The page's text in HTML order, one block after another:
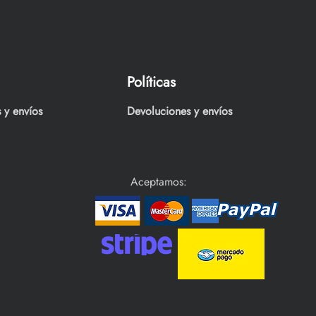
y envíos
Políticas
Devoluciones y envíos
Aceptamos: